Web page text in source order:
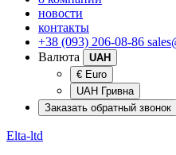
новости
контакты
+38 (093) 206-08-86
Валюта
UAH
€ Euro
UAH Гривна
Заказать обратный звонок
Elta-ltd